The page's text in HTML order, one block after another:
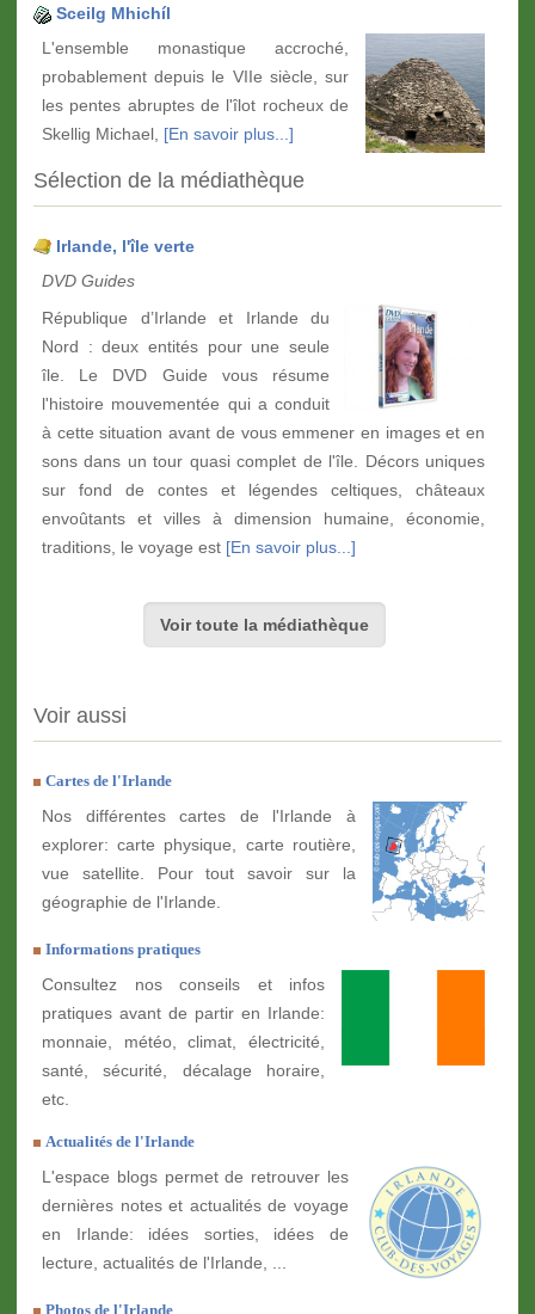
Sceilg Mhichíl
L'ensemble monastique accroché,
probablement depuis le VIIe siècle, sur
les pentes abruptes de l'îlot rocheux de
Skellig Michael, [En savoir plus...]
Sélection de la médiathèque
Irlande, l'île verte
DVD Guides
République d’Irlande et Irlande du
Nord : deux entités pour une seule
île. Le DVD Guide vous résume
l'histoire mouvementée qui a conduit
à cette situation avant de vous emmener en images et en
sons dans un tour quasi complet de l'île. Décors uniques
sur fond de contes et légendes celtiques, châteaux
envoûtants et villes à dimension humaine, économie,
traditions, le voyage est [En savoir plus...]
Voir toute la médiathèque
Voir aussi
Cartes de l'Irlande
Nos différentes cartes de l'Irlande à
explorer: carte physique, carte routière,
vue satellite. Pour tout savoir sur la
géographie de l'Irlande.
Informations pratiques
Consultez nos conseils et infos
pratiques avant de partir en Irlande:
monnaie, météo, climat, électricité,
santé, sécurité, décalage horaire,
etc.
Actualités de l'Irlande
L'espace blogs permet de retrouver les
dernières notes et actualités de voyage
en Irlande: idées sorties, idées de
lecture, actualités de l'Irlande, ...
Photos de l'Irlande